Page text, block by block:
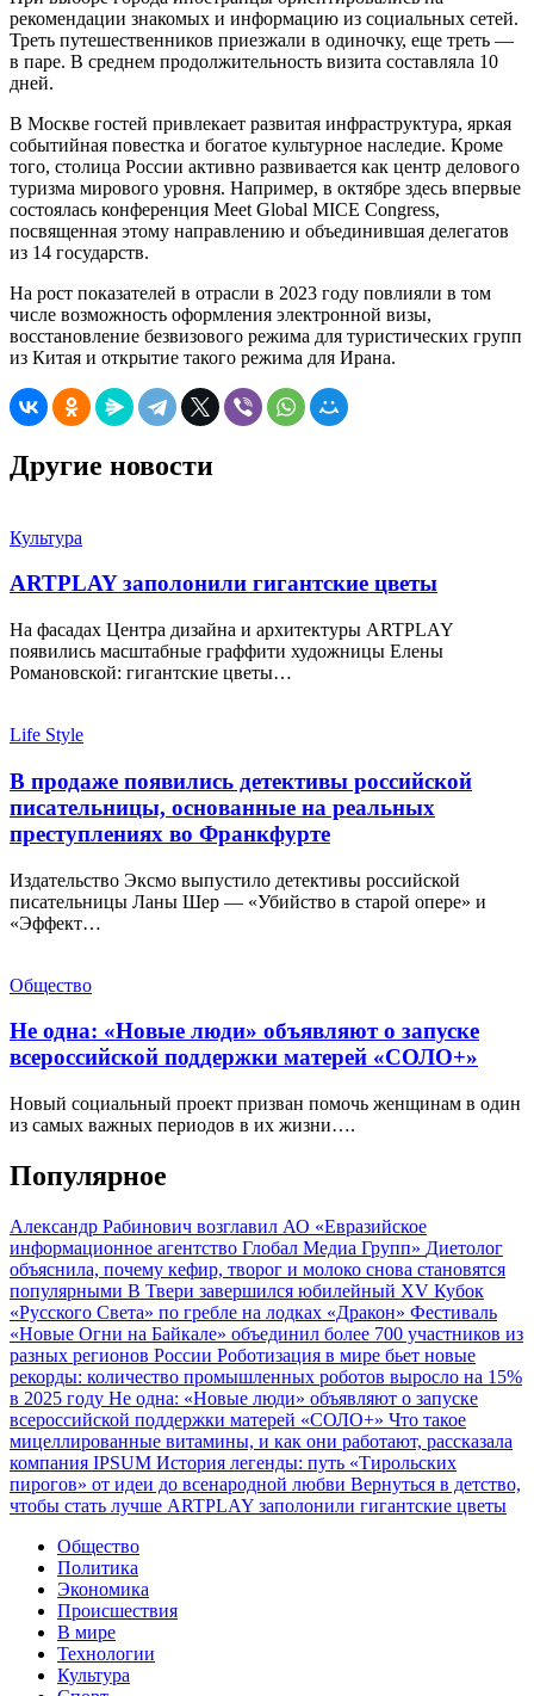
рекомендации знакомых и информацию из социальных сетей.
Треть путешественников приезжали в одиночку, еще треть —
в паре. В среднем продолжительность визита составляла 10
дней.
В Москве гостей привлекает развитая инфраструктура, яркая
событийная повестка и богатое культурное наследие. Кроме
того, столица России активно развивается как центр делового
туризма мирового уровня. Например, в октябре здесь впервые
состоялась конференция Meet Global MICE Congress,
посвященная этому направлению и объединившая делегатов
из 14 государств.
На рост показателей в отрасли в 2023 году повлияли в том
числе возможность оформления электронной визы,
восстановление безвизового режима для туристических групп
из Китая и открытие такого режима для Ирана.
Другие новости
Культура
ARTPLAY заполонили гигантские цветы
На фасадах Центра дизайна и архитектуры ARTPLAY
появились масштабные граффити художницы Елены
Романовской: гигантские цветы…
Life Style
В продаже появились детективы российской
писательницы, основанные на реальных
преступлениях во Франкфурте
Издательство Эксмо выпустило детективы российской
писательницы Ланы Шер — «Убийство в старой опере» и
«Эффект…
Общество
Не одна: «Новые люди» объявляют о запуске
всероссийской поддержки матерей «СОЛО+»
Новый социальный проект призван помочь женщинам в один
из самых важных периодов в их жизни….
Популярное
Александр Рабинович возглавил АО «Евразийское
информационное агентство Глобал Медиа Групп» Диетолог
объяснила, почему кефир, творог и молоко снова становятся
популярными В Твери завершился юбилейный XV Кубок
«Русского Света» по гребле на лодках «Дракон» Фестиваль
«Новые Огни на Байкале» объединил более 700 участников из
разных регионов России Роботизация в мире бьет новые
рекорды: количество промышленных роботов выросло на 15%
в 2025 году Не одна: «Новые люди» объявляют о запуске
всероссийской поддержки матерей «СОЛО+» Что такое
мицеллированные витамины, и как они работают, рассказала
компания IPSUM История легенды: путь «Тирольских
пирогов» от идеи до всенародной любви Вернуться в детство,
чтобы стать лучше ARTPLAY заполонили гигантские цветы
Общество
Политика
Экономика
Происшествия
В мире
Технологии
Культура